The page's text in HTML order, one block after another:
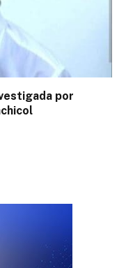
por